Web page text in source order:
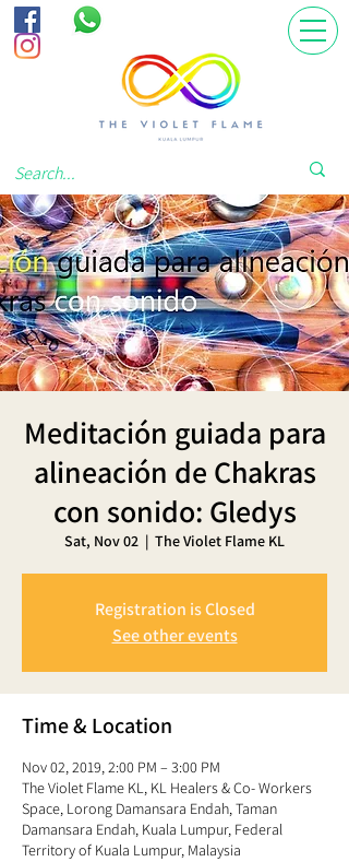
Meditación guiada para
alineación de Chakras
con sonido: Gledys
Sat, Nov 02
  |
The Violet Flame KL
Registration is Closed
See other events
Time & Location
Nov 02, 2019, 2:00 PM – 3:00 PM
The Violet Flame KL, KL Healers & Co- Workers
Space, Lorong Damansara Endah, Taman
Damansara Endah, Kuala Lumpur, Federal
Territory of Kuala Lumpur, Malaysia